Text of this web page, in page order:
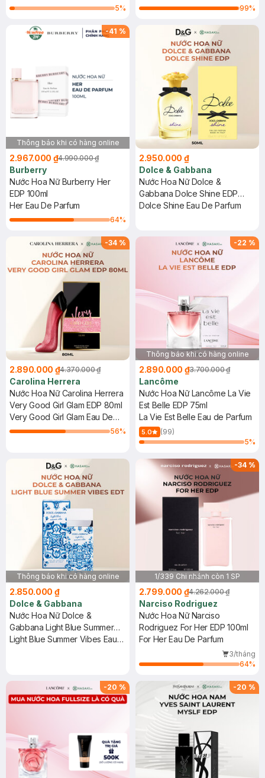
5%
Parfum
99%
-41 %
Thông báo khi có hàng online
2.967.000 ₫4.990.000 ₫
Burberry
Nước Hoa Nữ Burberry Her
EDP 100ml
Her Eau De Parfum
64%
2.950.000 ₫
Dolce & Gabbana
Nước Hoa Nữ Dolce &
Gabbana Dolce Shine EDP
50ml
Dolce Shine Eau De Parfum
-34 %
2.890.000 ₫4.370.000 ₫
Carolina Herrera
Nước Hoa Nữ Carolina Herrera
Very Good Girl Glam EDP 80ml
Very Good Girl Glam Eau De
Parfum
56%
-22 %
Thông báo khi có hàng online
2.890.000 ₫3.700.000 ₫
Lancôme
Nước Hoa Nữ Lancôme La Vie
Est Belle EDP 75ml
La Vie Est Belle Eau de Parfum
5.0
(99)
5%
Thông báo khi có hàng online
2.850.000 ₫
Dolce & Gabbana
Nước Hoa Nữ Dolce &
Gabbana Light Blue Summer
Vibes EDT 50ml
Light Blue Summer Vibes Eau
-34 %
1/339 Chi nhánh còn 1 SP
2.799.000 ₫4.262.000 ₫
Narciso Rodriguez
Nước Hoa Nữ Narciso
Rodriguez For Her EDP 100ml
For Her Eau De Parfum
3/tháng
64%
-20 % -20 %